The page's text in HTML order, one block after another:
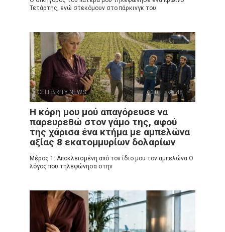
Τετάρτης, ενώ στεκόμουν στο πάρκινγκ του
CELEBRITY NEWS 0 48
Η κόρη μου μού απαγόρευσε να
παρευρεθώ στον γάμο της, αφού
της χάρισα ένα κτήμα με αμπελώνα
αξίας 8 εκατομμυρίων δολαρίων
Μέρος 1: Αποκλεισμένη από τον ίδιο μου τον αμπελώνα Ο
λόγος που τηλεφώνησα στην